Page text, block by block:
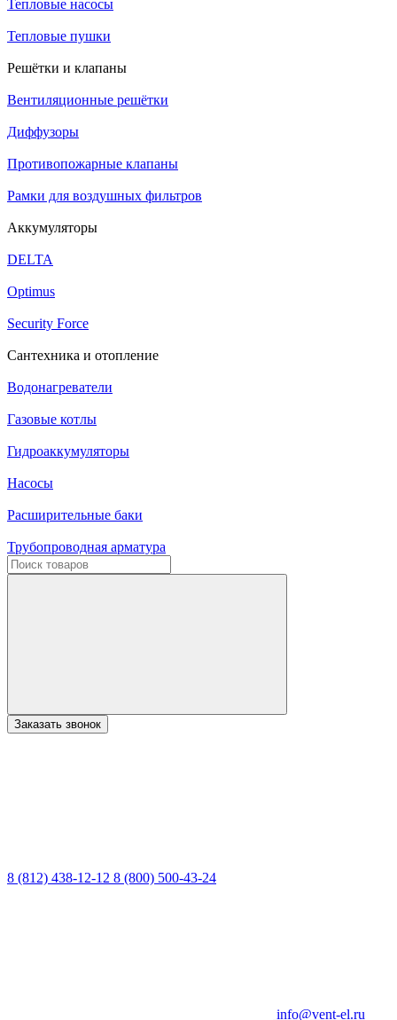
Тепловые насосы
Тепловые пушки
Решётки и клапаны
Вентиляционные решётки
Диффузоры
Противопожарные клапаны
Рамки для воздушных фильтров
Аккумуляторы
DELTA
Optimus
Security Force
Сантехника и отопление
Водонагреватели
Газовые котлы
Гидроаккумуляторы
Насосы
Расширительные баки
Трубопроводная арматура
Заказать звонок
8 (812) 438-12-12 8 (800) 500-43-24
info@vent-el.ru